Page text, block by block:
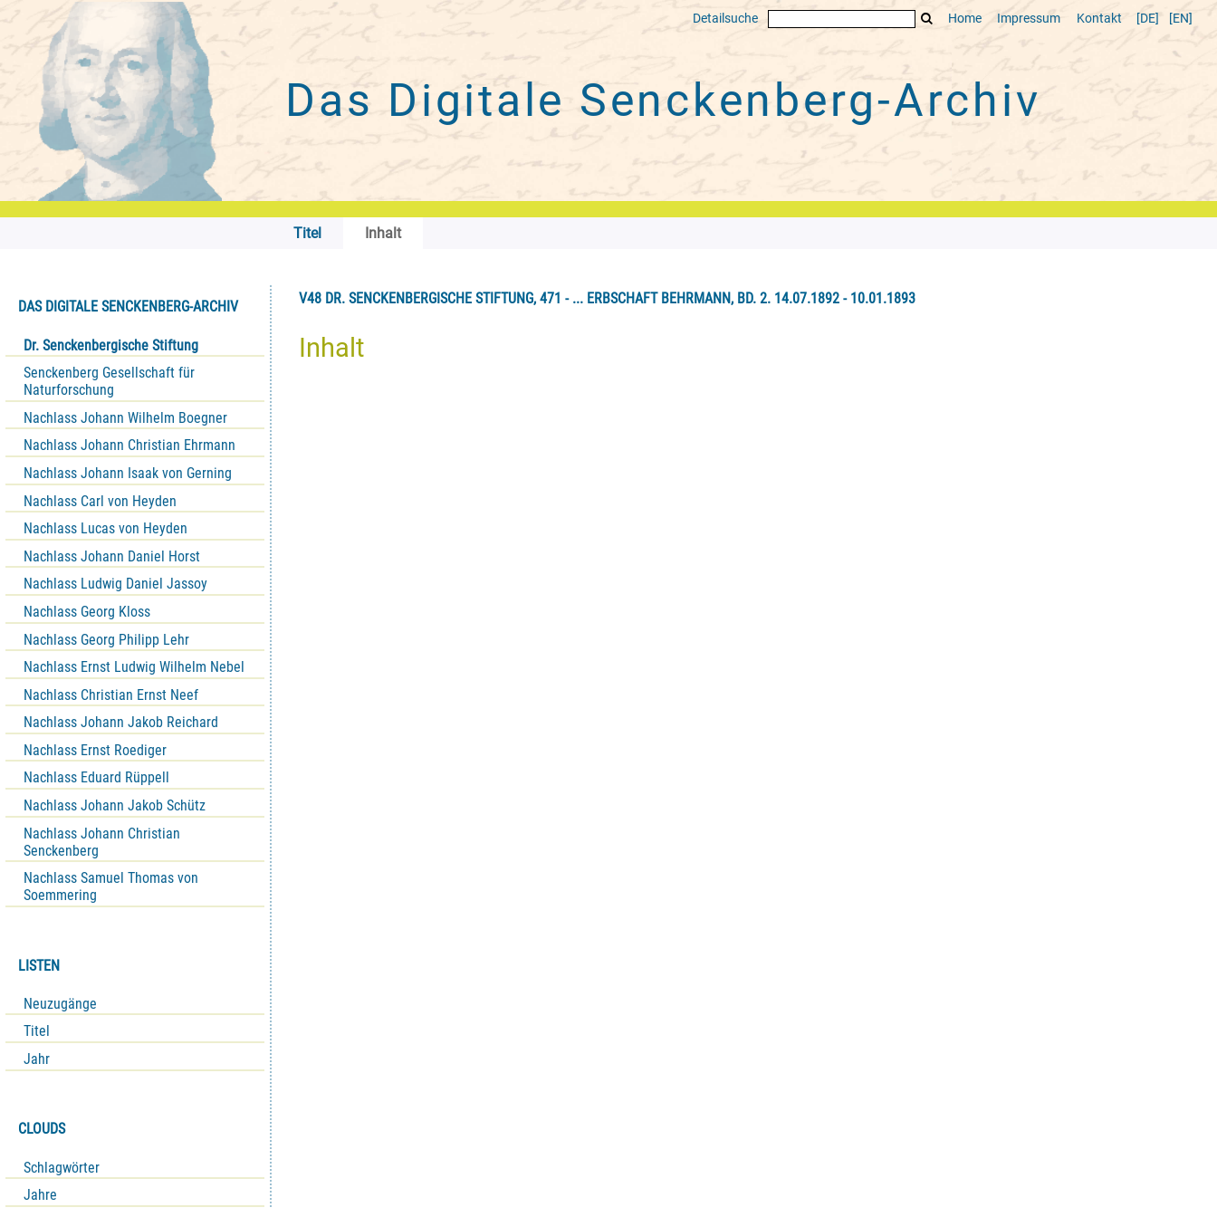
Detailsuche Home Impressum Kontakt [DE] [EN]
Das Digitale Senckenberg-Archiv
Titel Inhalt
DAS DIGITALE SENCKENBERG-ARCHIV
Dr. Senckenbergische Stiftung
Senckenberg Gesellschaft für
Naturforschung
Nachlass Johann Wilhelm Boegner
Nachlass Johann Christian Ehrmann
Nachlass Johann Isaak von Gerning
Nachlass Carl von Heyden
Nachlass Lucas von Heyden
Nachlass Johann Daniel Horst
Nachlass Ludwig Daniel Jassoy
Nachlass Georg Kloss
Nachlass Georg Philipp Lehr
Nachlass Ernst Ludwig Wilhelm Nebel
Nachlass Christian Ernst Neef
Nachlass Johann Jakob Reichard
Nachlass Ernst Roediger
Nachlass Eduard Rüppell
Nachlass Johann Jakob Schütz
Nachlass Johann Christian
Senckenberg
Nachlass Samuel Thomas von
Soemmering
LISTEN
Neuzugänge
Titel
Jahr
CLOUDS
Schlagwörter
Jahre
V48 DR. SENCKENBERGISCHE STIFTUNG, 471 - ... ERBSCHAFT BEHRMANN, BD. 2. 14.07.1892 - 10.01.1893
Inhalt